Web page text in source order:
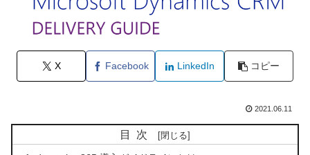
X Facebook LinkedIn コピー
2021.06.11
目次